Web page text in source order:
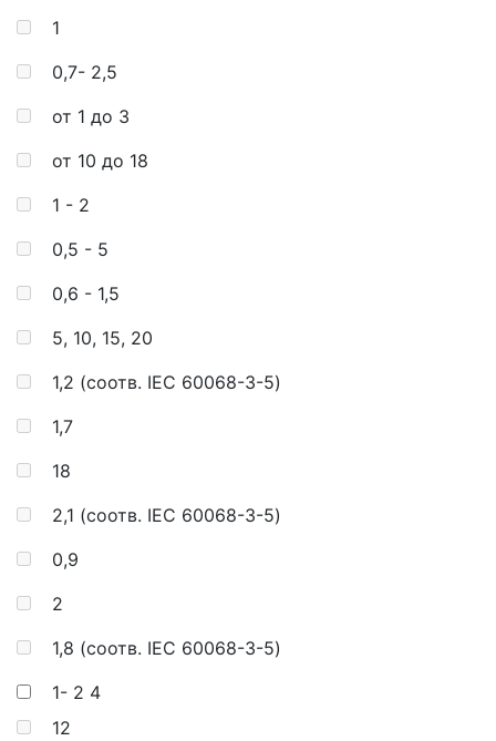
1
0,7- 2,5
от 1 до 3
от 10 до 18
1 - 2
0,5 - 5
0,6 - 1,5
5, 10, 15, 20
1,2 (соотв. IEC 60068-3-5)
1,7
18
2,1 (соотв. IEC 60068-3-5)
0,9
2
1,8 (соотв. IEC 60068-3-5)
1- 2 4
12